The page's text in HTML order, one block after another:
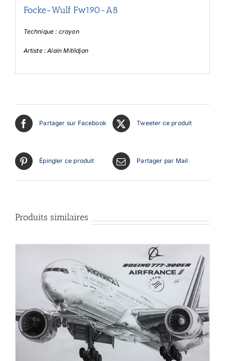
Focke-Wulf Fw190-A8
Technique : crayon
Artiste : Alain Mitildjan
Partager sur Facebook Tweeter ce produit
Épingler ce produit Partager par Mail
Produits similaires